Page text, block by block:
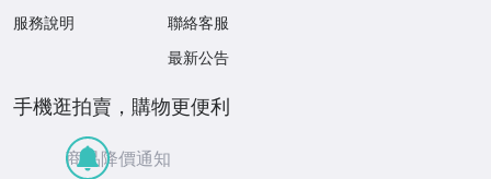
服務說明
聯絡客服
最新公告
手機逛拍賣，購物更便利
商品降價通知